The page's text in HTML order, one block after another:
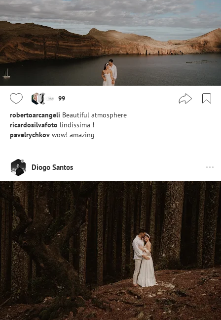
99
robertoarcangeli Beautiful atmosphere
ricardosilvafoto lindissima !
pavelrychkov wow! amazing
Diogo Santos